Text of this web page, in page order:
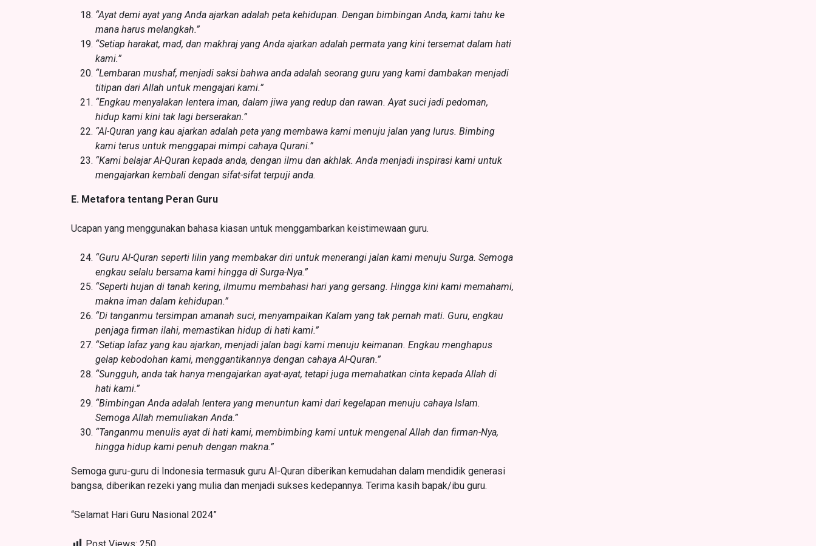
“Ayat demi ayat yang Anda ajarkan adalah peta kehidupan. Dengan bimbingan Anda, kami tahu ke
mana harus melangkah.”
“Setiap harakat, mad, dan makhraj yang Anda ajarkan adalah permata yang kini tersemat dalam hati
kami.”
“Lembaran mushaf, menjadi saksi bahwa anda adalah seorang guru yang kami dambakan menjadi
titipan dari Allah untuk mengajari kami.”
“Engkau menyalakan lentera iman, dalam jiwa yang redup dan rawan. Ayat suci jadi pedoman,
hidup kami kini tak lagi berserakan.”
“Al-Quran yang kau ajarkan adalah peta yang membawa kami menuju jalan yang lurus. Bimbing
kami terus untuk menggapai mimpi cahaya Qurani.”
“Kami belajar Al-Quran kepada anda, dengan ilmu dan akhlak. Anda menjadi inspirasi kami untuk
mengajarkan kembali dengan sifat-sifat terpuji anda.
E. Metafora tentang Peran Guru
Ucapan yang menggunakan bahasa kiasan untuk menggambarkan keistimewaan guru.
“Guru Al-Quran seperti lilin yang membakar diri untuk menerangi jalan kami menuju Surga. Semoga
engkau selalu bersama kami hingga di Surga-Nya.”
“Seperti hujan di tanah kering, ilmumu membahasi hari yang gersang. Hingga kini kami memahami,
makna iman dalam kehidupan.”
“Di tanganmu tersimpan amanah suci, menyampaikan Kalam yang tak pernah mati. Guru, engkau
penjaga firman ilahi, memastikan hidup di hati kami.”
“Setiap lafaz yang kau ajarkan, menjadi jalan bagi kami menuju keimanan. Engkau menghapus
gelap kebodohan kami, menggantikannya dengan cahaya Al-Quran.”
“Sungguh, anda tak hanya mengajarkan ayat-ayat, tetapi juga memahatkan cinta kepada Allah di
hati kami.”
“Bimbingan Anda adalah lentera yang menuntun kami dari kegelapan menuju cahaya Islam.
Semoga Allah memuliakan Anda.”
“Tanganmu menulis ayat di hati kami, membimbing kami untuk mengenal Allah dan firman-Nya,
hingga hidup kami penuh dengan makna.”
Semoga guru-guru di Indonesia termasuk guru Al-Quran diberikan kemudahan dalam mendidik generasi
bangsa, diberikan rezeki yang mulia dan menjadi sukses kedepannya. Terima kasih bapak/ibu guru.
“Selamat Hari Guru Nasional 2024”
Post Views: 250